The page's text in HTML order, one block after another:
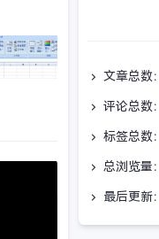
文章总数：
评论总数：
标签总数：
总浏览量：
最后更新：